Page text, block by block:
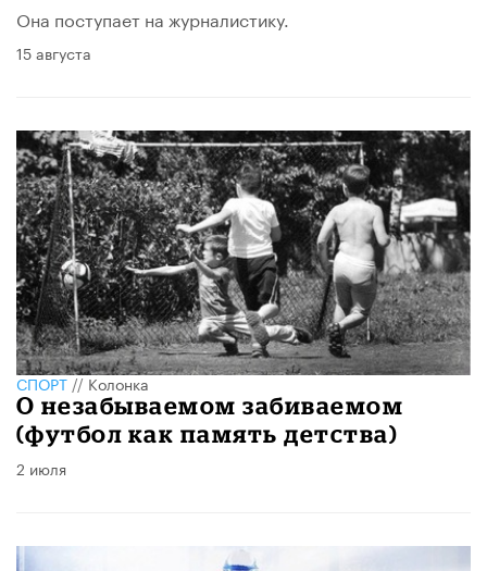
Она поступает на журналистику.
15 августа
СПОРТ//Колонка
О незабываемом забиваемом
(футбол как память детства)
2 июля